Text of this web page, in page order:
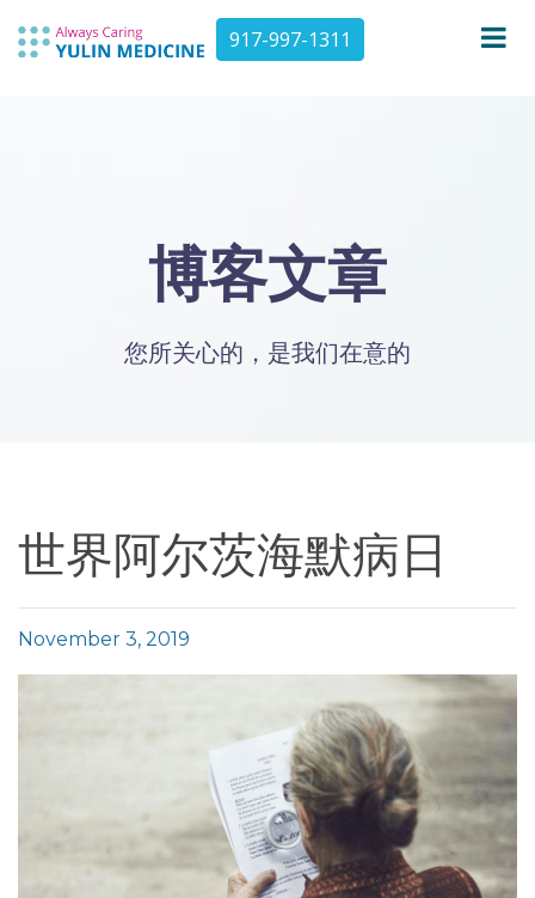
917-997-1311
博客文章
您所关心的，是我们在意的
世界阿尔茨海默病日
November 3, 2019